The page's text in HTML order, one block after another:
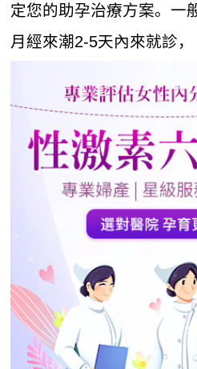
定您的助孕治療方案。一
月經來潮2-5天內來就診，